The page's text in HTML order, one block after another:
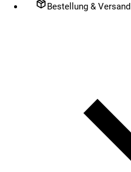
Bestellung & Versand